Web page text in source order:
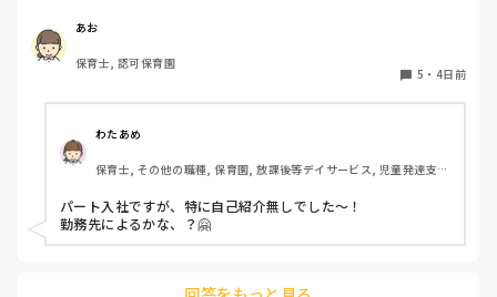
あお
保育士, 認可保育園
5 ・ 4日前
わたあめ
保育士, その他の職種, 保育園, 放課後等デイサービス, 児童発達支援
パート入社ですが、特に自己紹介無しでした〜！
勤務先によるかな、？🤗